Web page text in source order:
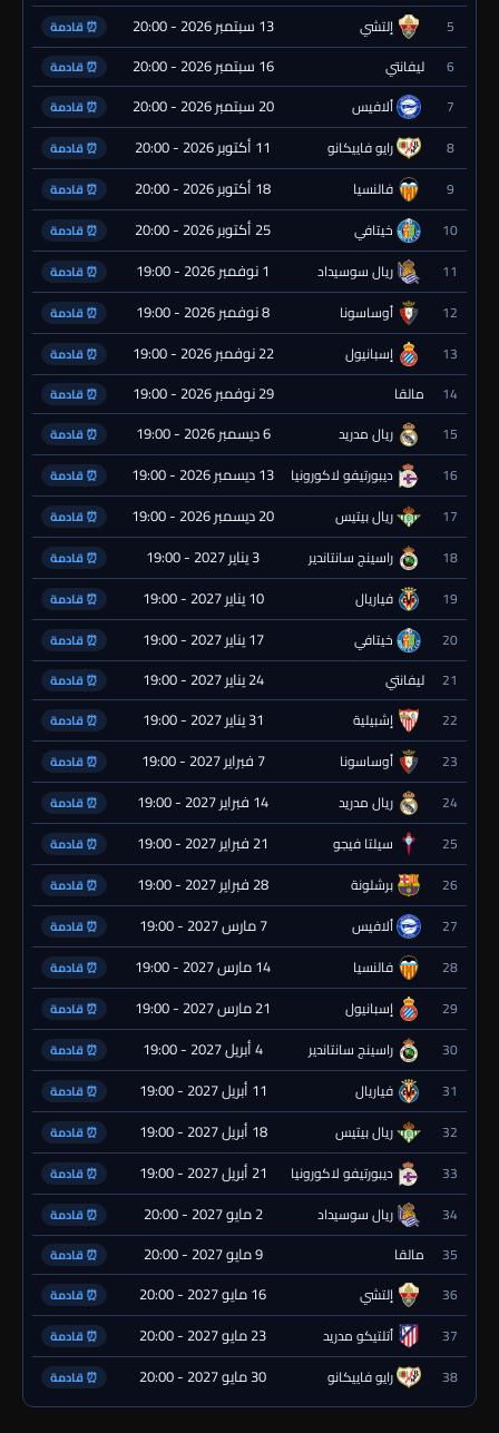
5 إلتشي 13 سبتمبر 2026 - 20:00 ⏰ قادمة
6 ليفانتي 16 سبتمبر 2026 - 20:00 ⏰ قادمة
7 ألافيس 20 سبتمبر 2026 - 20:00 ⏰ قادمة
8 رايو فاييكانو 11 أكتوبر 2026 - 20:00 ⏰ قادمة
9 فالنسيا 18 أكتوبر 2026 - 20:00 ⏰ قادمة
10 خيتافي 25 أكتوبر 2026 - 20:00 ⏰ قادمة
11 ريال سوسيداد 1 نوفمبر 2026 - 19:00 ⏰ قادمة
12 أوساسونا 8 نوفمبر 2026 - 19:00 ⏰ قادمة
13 إسبانيول 22 نوفمبر 2026 - 19:00 ⏰ قادمة
14 مالقا 29 نوفمبر 2026 - 19:00 ⏰ قادمة
15 ريال مدريد 6 ديسمبر 2026 - 19:00 ⏰ قادمة
16 ديبورتيفو لاكورونيا 13 ديسمبر 2026 - 19:00 ⏰ قادمة
17 ريال بيتيس 20 ديسمبر 2026 - 19:00 ⏰ قادمة
18 راسينج سانتاندير 3 يناير 2027 - 19:00 ⏰ قادمة
19 فياريال 10 يناير 2027 - 19:00 ⏰ قادمة
20 خيتافي 17 يناير 2027 - 19:00 ⏰ قادمة
21 ليفانتي 24 يناير 2027 - 19:00 ⏰ قادمة
22 إشبيلية 31 يناير 2027 - 19:00 ⏰ قادمة
23 أوساسونا 7 فبراير 2027 - 19:00 ⏰ قادمة
24 ريال مدريد 14 فبراير 2027 - 19:00 ⏰ قادمة
25 سيلتا فيجو 21 فبراير 2027 - 19:00 ⏰ قادمة
26 برشلونة 28 فبراير 2027 - 19:00 ⏰ قادمة
27 ألافيس 7 مارس 2027 - 19:00 ⏰ قادمة
28 فالنسيا 14 مارس 2027 - 19:00 ⏰ قادمة
29 إسبانيول 21 مارس 2027 - 19:00 ⏰ قادمة
30 راسينج سانتاندير 4 أبريل 2027 - 19:00 ⏰ قادمة
31 فياريال 11 أبريل 2027 - 19:00 ⏰ قادمة
32 ريال بيتيس 18 أبريل 2027 - 19:00 ⏰ قادمة
33 ديبورتيفو لاكورونيا 21 أبريل 2027 - 19:00 ⏰ قادمة
34 ريال سوسيداد 2 مايو 2027 - 20:00 ⏰ قادمة
35 مالقا 9 مايو 2027 - 20:00 ⏰ قادمة
36 إلتشي 16 مايو 2027 - 20:00 ⏰ قادمة
37 أتلتيكو مدريد 23 مايو 2027 - 20:00 ⏰ قادمة
38 رايو فاييكانو 30 مايو 2027 - 20:00 ⏰ قادمة